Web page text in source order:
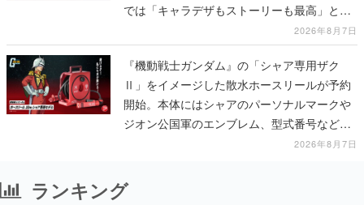
では「キャラデザもストーリーも最高」と称
2026年8月7日
『機動戦士ガンダム』の「シャア専用ザク
Ⅱ」をイメージした散水ホースリールが予約
開始。本体にはシャアのパーソナルマークや
ジオン公国軍のエンブレム、型式番号などを
2026年8月7日
ランキング